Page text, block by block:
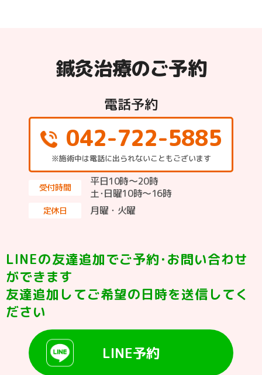
鍼灸治療のご予約
電話予約
042-722-5885
※施術中は電話に出られないこともございます
受付時間
平日10時～20時
土･日曜10時〜16時
定休日 月曜・火曜
LINEの友達追加でご予約･お問い合わせ
ができます
友達追加してご希望の日時を送信してく
ださい
LINE予約